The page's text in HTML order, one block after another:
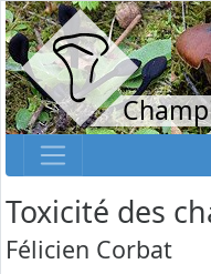
Toxicité des
Félicien Corbat